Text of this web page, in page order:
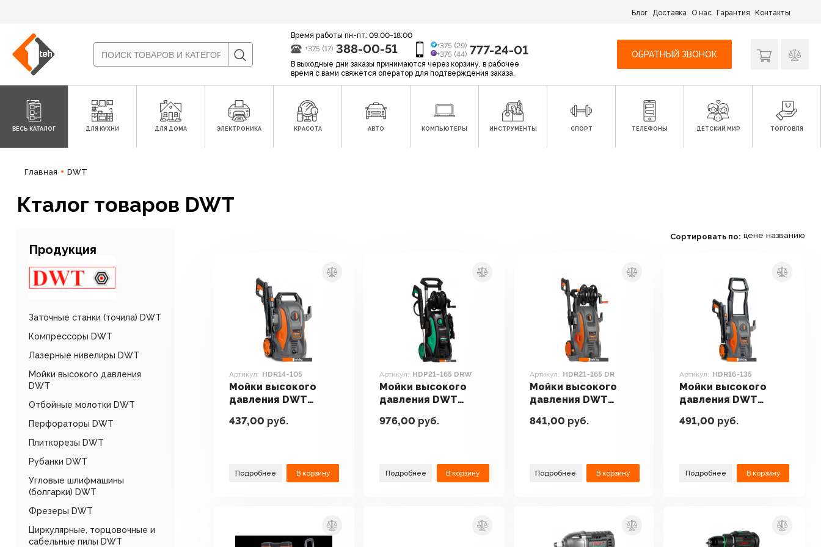
Блог Доставка О нас Гарантия Контакты
Время работы пн-пт: 09:00-18:00
+375 (17) 388-00-51
+375 (29)
+375 (44) 777-24-01
В выходные дни заказы принимаются через корзину, в рабочее
время с вами свяжется оператор для подтверждения заказа.
ОБРАТНЫЙ ЗВОНОК
ВЕСЬ КАТАЛОГ ДЛЯ КУХНИ ДЛЯ ДОМА ЭЛЕКТРОНИКА КРАСОТА АВТО КОМПЬЮТЕРЫ ИНСТРУМЕНТЫ СПОРТ ТЕЛЕФОНЫ ДЕТСКИЙ МИР ТОРГОВЛЯ
Главная DWT
Кталог товаров DWT
Продукция
Заточные станки (точила) DWT
Компрессоры DWT
Лазерные нивелиры DWT
Мойки высокого давления
DWT
Отбойные молотки DWT
Перфораторы DWT
Плиткорезы DWT
Рубанки DWT
Угловые шлифмашины
(болгарки) DWT
Фрезеры DWT
Циркулярные, торцовочные и
сабельные пилы DWT
Сортировать по: цене названию
Артикул: HDR14-105
Мойки высокого
давления DWT
437,00 руб.
Подробнее В корзину
Артикул: HDP21-165 DRW
Мойки высокого
давления DWT
976,00 руб.
Подробнее В корзину
Артикул: HDR21-165 DR
Мойки высокого
давления DWT
841,00 руб.
Подробнее В корзину
Артикул: HDR16-135
Мойки высокого
давления DWT
491,00 руб.
Подробнее В корзину